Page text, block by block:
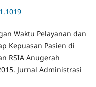
Waktu Pelayanan dan
Kepuasan Pasien di
RSIA Anugerah
Jurnal Administrasi